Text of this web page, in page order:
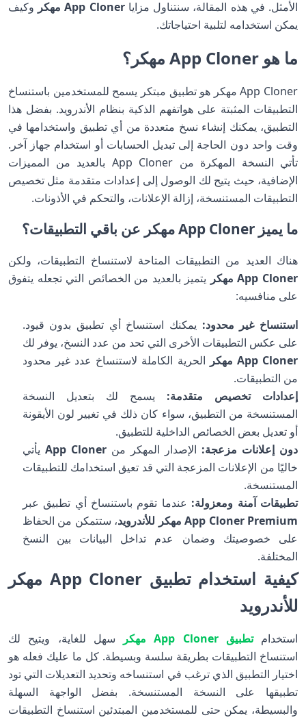
الأمثل. في هذه المقالة، سنتناول مزاياApp Cloner مهكر
وكيف
يمكن استخدامه لتلبية احتياجاتك.
ما هو App Cloner مهكر؟
App Cloner مهكر هو تطبيق مبتكر يسمح للمستخدمين باستنساخ
التطبيقات المثبتة على هواتفهم الذكية بنظام الأندرويد. بفضل هذا
التطبيق، يمكنك إنشاء نسخ متعددة من أي تطبيق واستخدامها في
وقت واحد دون الحاجة إلى تبديل الحسابات أو استخدام جهاز آخر.
تأتي النسخة المهكرة من App Cloner بالعديد من المميزات
الإضافية، حيث يتيح لك الوصول إلى إعدادات متقدمة مثل تخصيص
التطبيقات المستنسخة، إزالة الإعلانات، والتحكم في الأذونات.
ما يميز App Cloner مهكر عن باقي التطبيقات؟
هناك العديد من التطبيقات المتاحة لاستنساخ التطبيقات، ولكن
App Cloner مهكر
يتميز بالعديد من الخصائص التي تجعله يتفوق
على منافسيه:
استنساخ غير محدود: يمكنك استنساخ أي تطبيق بدون قيود.
على عكس التطبيقات الأخرى التي تحد من عدد النسخ، يوفر لك
App Cloner مهكر
الحرية الكاملة لاستنساخ عدد غير محدود
من التطبيقات.
إعدادات تخصيص متقدمة: يسمح لك بتعديل النسخة
المستنسخة من التطبيق، سواء كان ذلك في تغيير لون الأيقونة
أو تعديل بعض الخصائص الداخلية للتطبيق.
دون إعلانات مزعجة: الإصدار المهكر منApp Cloner يأتي
خاليًا من الإعلانات المزعجة التي قد تعيق استخدامك للتطبيقات
المستنسخة.
تطبيقات آمنة ومعزولة: عندما تقوم باستنساخ أي تطبيق عبر
App Cloner Premium مهكر للأندرويد
، ستتمكن من الحفاظ
على خصوصيتك وضمان عدم تداخل البيانات بين النسخ
المختلفة.
كيفية استخدام تطبيق App Cloner مهكر
للأندرويد
استخدامتطبيق App Cloner مهكر
سهل للغاية، ويتيح لك
استنساخ التطبيقات بطريقة سلسة وبسيطة. كل ما عليك فعله هو
اختيار التطبيق الذي ترغب في استنساخه وتحديد التعديلات التي تود
تطبيقها على النسخة المستنسخة. بفضل الواجهة السهلة
والبسيطة، يمكن حتى للمستخدمين المبتدئين استنساخ التطبيقات